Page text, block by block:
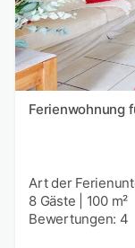
Ferienwohnung
Art der
8 Gäste
100 m²
Bewertungen: 4